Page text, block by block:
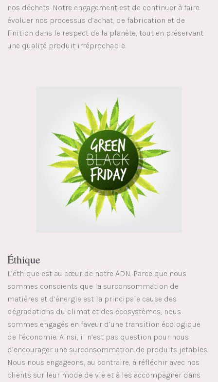
nos déchets. Notre engagement est de continuer à faire
évoluer nos processus d’achat, de fabrication et de
finition dans le respect de la planète, tout en préservant
une qualité produit irréprochable.
Éthique
L’éthique est au cœur de notre ADN. Parce que nous
sommes conscients que la surconsommation de
matières et d’énergie est la principale cause des
dégradations du climat et des écosystèmes, nous
sommes engagés en faveur d’une transition écologique
de l’économie. Ainsi, il n’est pas question pour nous
d’encourager une surconsommation de produits jetables.
Nous nous engageons, au contraire, à réfléchir avec nos
clients sur leur mode de vie et à les accompagner dans